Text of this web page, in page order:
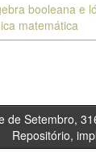
booleana e
matemática
Repositório,